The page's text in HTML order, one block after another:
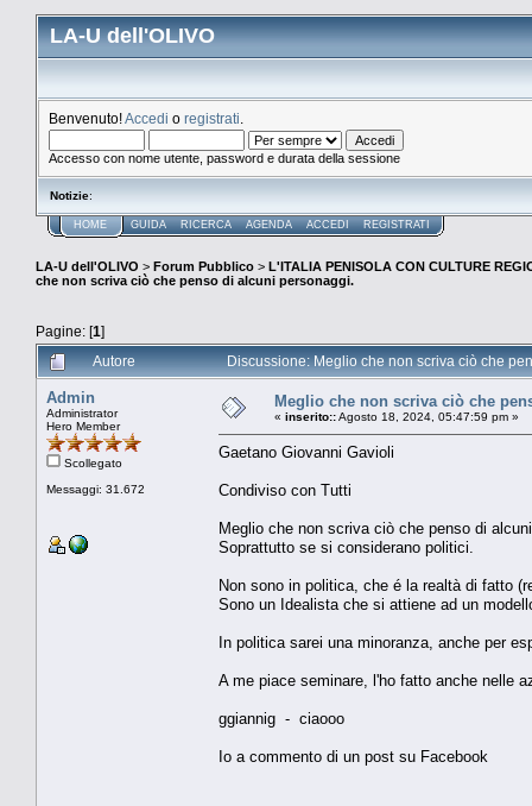
LA-U dell'OLIVO
Benvenuto!Accedi o registrati
Accesso con nome utente, password e durata della sessione
Notizie:
HOME GUIDA RICERCA AGENDA ACCEDI REGISTRATI
LA-U dell'OLIVO > Forum Pubblico > L'ITALIA PENISOLA CON CULTURE
che non scriva ciò che penso di alcuni personaggi.
Pagine: [1]
Autore
Discussione: Meglio che non scriva ciò che
Admin
Administrator
Hero Member
Scollegato
Messaggi: 31.672
Meglio che non scriva ciò che
« inserito::Agosto 18, 2024, 05:47:59 pm »
Gaetano Giovanni Gavioli
Condiviso con Tutti
Meglio che non scriva ciò che penso di
Soprattutto se si considerano politici.
Non sono in politica, che é la realtà di fatto
Sono un Idealista che si attiene ad un
In politica sarei una minoranza, anche per
A me piace seminare, l'ho fatto anche nelle
ggiannig - ciaooo
Io a commento di un post su Facebook